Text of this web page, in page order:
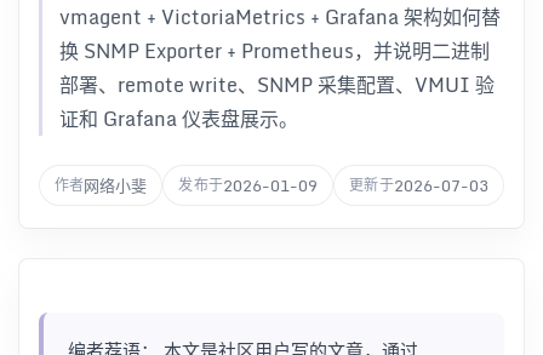
vmagent + VictoriaMetrics + Grafana 架构如何替
换 SNMP Exporter + Prometheus，并说明二进制
部署、remote write、SNMP 采集配置、VMUI 验
证和 Grafana 仪表盘展示。
作者网络小斐 发布于2026-01-09 更新于2026-07-03